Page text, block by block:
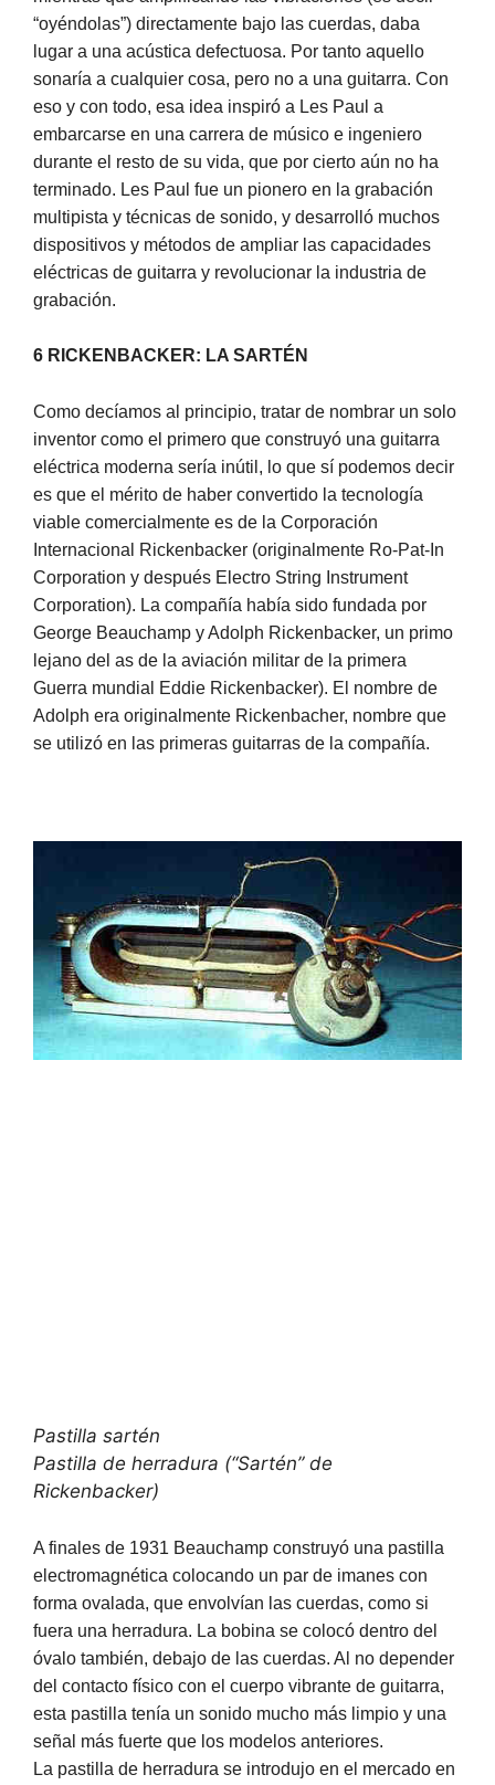
“oyéndolas”) directamente bajo las cuerdas, daba
lugar a una acústica defectuosa. Por tanto aquello
sonaría a cualquier cosa, pero no a una guitarra. Con
eso y con todo, esa idea inspiró a Les Paul a
embarcarse en una carrera de músico e ingeniero
durante el resto de su vida, que por cierto aún no ha
terminado. Les Paul fue un pionero en la grabación
multipista y técnicas de sonido, y desarrolló muchos
dispositivos y métodos de ampliar las capacidades
eléctricas de guitarra y revolucionar la industria de
grabación.
6 RICKENBACKER: LA SARTÉN
Como decíamos al principio, tratar de nombrar un solo
inventor como el primero que construyó una guitarra
eléctrica moderna sería inútil, lo que sí podemos decir
es que el mérito de haber convertido la tecnología
viable comercialmente es de la Corporación
Internacional Rickenbacker (originalmente Ro-Pat-In
Corporation y después Electro String Instrument
Corporation). La compañía había sido fundada por
George Beauchamp y Adolph Rickenbacker, un primo
lejano del as de la aviación militar de la primera
Guerra mundial Eddie Rickenbacker). El nombre de
Adolph era originalmente Rickenbacher, nombre que
se utilizó en las primeras guitarras de la compañía.
Pastilla sartén
Pastilla de herradura (“Sartén” de
Rickenbacker)
A finales de 1931 Beauchamp construyó una pastilla
electromagnética colocando un par de imanes con
forma ovalada, que envolvían las cuerdas, como si
fuera una herradura. La bobina se colocó dentro del
óvalo también, debajo de las cuerdas. Al no depender
del contacto físico con el cuerpo vibrante de guitarra,
esta pastilla tenía un sonido mucho más limpio y una
señal más fuerte que los modelos anteriores.
La pastilla de herradura se introdujo en el mercado en